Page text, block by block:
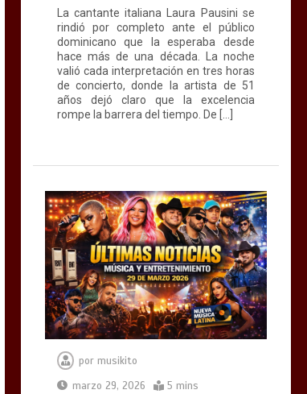
La cantante italiana Laura Pausini se
rindió por completo ante el público
dominicano que la esperaba desde
hace más de una década. La noche
valió cada interpretación en tres horas
de concierto, donde la artista de 51
años dejó claro que la excelencia
rompe la barrera del tiempo. De […]
por musikito
marzo 29, 2026
5 mins